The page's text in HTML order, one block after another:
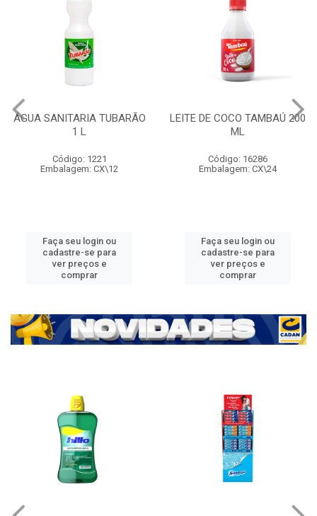
ÁGUA SANITARIA TUBARÃO
1 L
Código: 1221
Embalagem: CX\12
Faça seu login ou
cadastre-se para
ver preços e
comprar
LEITE DE COCO TAMBAÚ 200
ML
Código: 16286
Embalagem: CX\24
Faça seu login ou
cadastre-se para
ver preços e
comprar